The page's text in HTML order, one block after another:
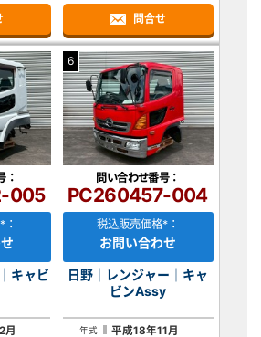
問合せ
：
005
キャビ
月
6
問い合わせ番号：
PC260457-004
税込販売価格*：
お問い合わせ
日野｜レンジャー｜キャ
ビンAssy
年式 平成18年11月